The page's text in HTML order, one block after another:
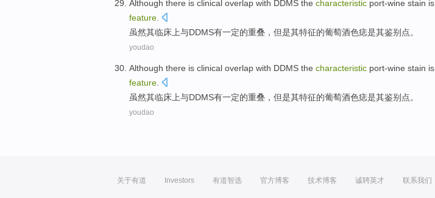
Although there is clinical overlap with DDMS the characteristic port-wine stain is
feature.
虽然其临床上与DDMS有一定的重叠 ，但是其特征的葡萄酒色痣是其鉴别 点。
youdao
Although there is clinical overlap with DDMS the characteristic port-wine stain is
feature
虽然其临床上与DDMS有一定的重叠 ，但是其特征的葡萄酒色痣是其鉴别 点。
youdao
关于有道 Investors 有道智选 官方博客 技术博客 诚聘英才 联系我们